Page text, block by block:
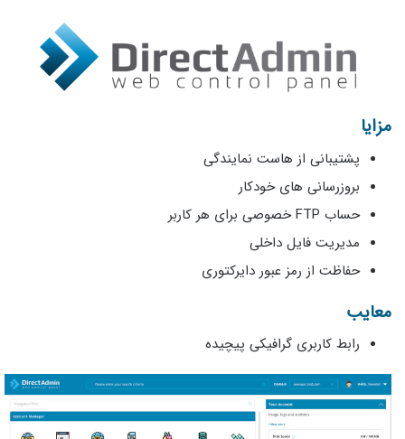
مزایا
پشتیبانی از هاست نمایندگی
بروزرسانی های خودکار
حساب FTP خصوصی برای هر کاربر
مدیریت فایل داخلی
حفاظت از رمز عبور دایرکتوری
معایب
رابط کاربری گرافیکی پیچیده